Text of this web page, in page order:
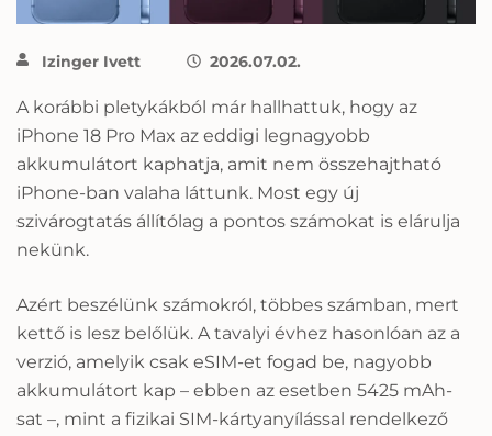
Izinger Ivett 2026.07.02.
A korábbi pletykákból már hallhattuk, hogy az
iPhone 18 Pro Max az eddigi legnagyobb
akkumulátort kaphatja, amit nem összehajtható
iPhone-ban valaha láttunk. Most egy új
szivárogtatás állítólag a pontos számokat is elárulja
nekünk.
Azért beszélünk számokról, többes számban, mert
kettő is lesz belőlük. A tavalyi évhez hasonlóan az a
verzió, amelyik csak eSIM-et fogad be, nagyobb
akkumulátort kap – ebben az esetben 5425 mAh-
sat –, mint a fizikai SIM-kártyanyílással rendelkező